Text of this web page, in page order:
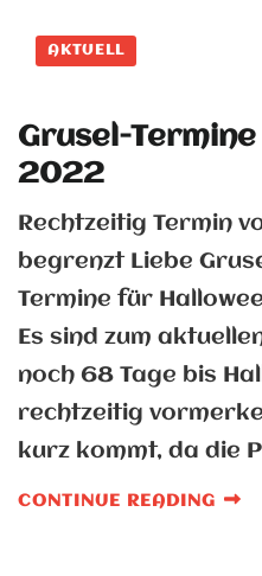
AKTUELL
Grusel-
2022
Rechtzeitig Termin
begrenzt Liebe
Termine für
Es sind zum
noch 68 Tage bis
rechtzeitig
kurz kommt, da die
CONTINUE READING